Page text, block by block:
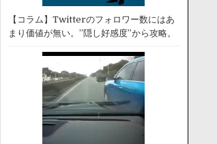
【コラム】Twitterのフォロワー数にはあ
まり価値が無い。”隠し好感度”から攻略。